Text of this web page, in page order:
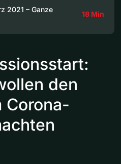
2021 – Ganze
18 Min
den
Corona-